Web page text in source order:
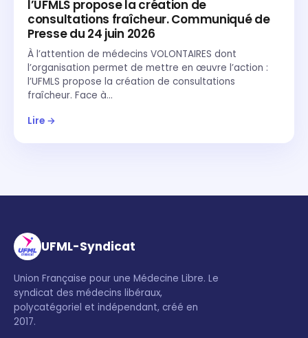
l’UFMLS propose la création de
consultations fraîcheur. Communiqué de
Presse du 24 juin 2026
À l’attention de médecins VOLONTAIRES dont
l’organisation permet de mettre en œuvre l’action :
l’UFMLS propose la création de consultations
fraîcheur. Face à…
Lire →
UFML-Syndicat
Union Française pour une Médecine Libre. Le
syndicat des médecins libéraux,
polycatégoriel et indépendant, créé en
2017.